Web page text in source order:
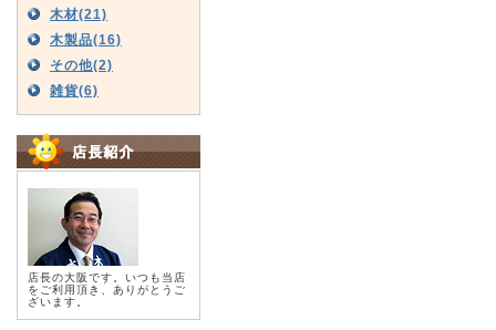
木材(21)
木製品(16)
その他(2)
雑貨(6)
店長の大阪です。いつも当店
をご利用頂き、ありがとうご
ざいます。